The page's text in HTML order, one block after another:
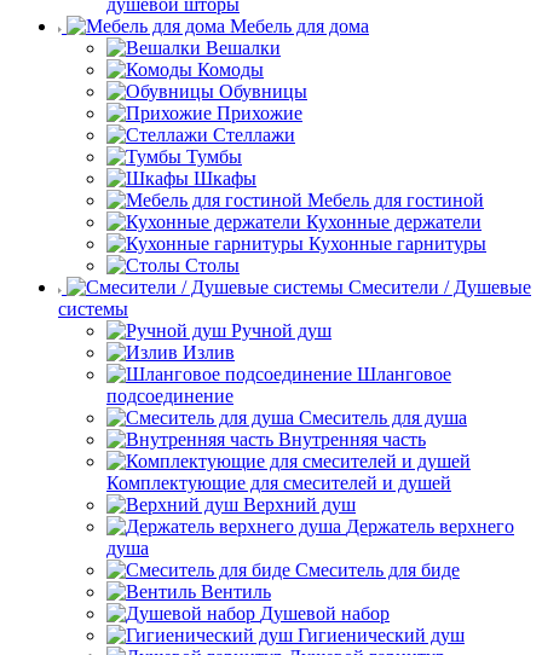
душевой шторы
Мебель для дома
Вешалки
Комоды
Обувницы
Прихожие
Стеллажи
Тумбы
Шкафы
Мебель для гостиной
Кухонные держатели
Кухонные гарнитуры
Столы
Смесители / Душевые
системы
Ручной душ
Излив
Шланговое
подсоединение
Смеситель для душа
Внутренняя часть
Комплектующие для смесителей и душей
Верхний душ
Держатель верхнего
душа
Смеситель для биде
Вентиль
Душевой набор
Гигиенический душ